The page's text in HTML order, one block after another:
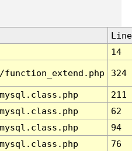
Line
14
324
211
62
94
76